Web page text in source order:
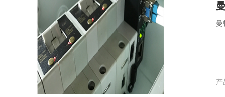
曼
产